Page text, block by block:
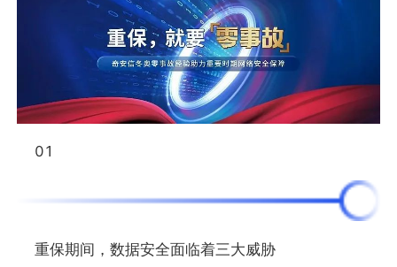
01
重保期间，数据安全面临着三大威胁